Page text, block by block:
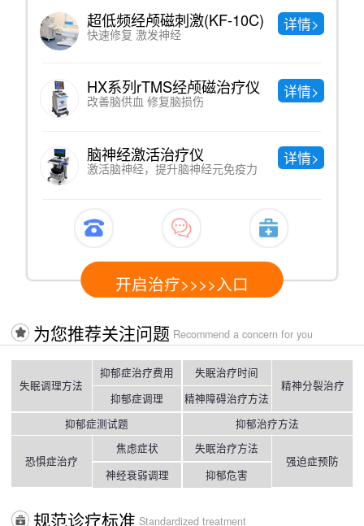
详情>
详情>
详情>
中药熏蒸
直达病灶、绿色纯天然
中医理疗
调节神经系统功能，提高免疫功能
中医针灸
疏通经络 调节阴阳
开启治疗>>>>入口
为您推荐关注问题 Recommend a concern for you
失眠调理方法
抑郁症治疗费用
抑郁症调理
失眠治疗时间
精神障碍治疗方法
精神分裂治疗
抑郁症测试题 抑郁治疗方法
恐惧症治疗
焦虑症状
神经衰弱调理
失眠治疗方法
抑郁危害
强迫症预防
规范诊疗标准 Standardized treatment